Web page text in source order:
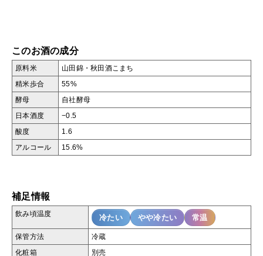
このお酒の成分
原料米 山田錦・秋田酒こまち
精米歩合 55%
酵母 自社酵母
日本酒度 −0.5
酸度 1.6
アルコール 15.6%
補足情報
飲み頃温度 冷たい やや冷たい 常温
保管方法 冷蔵
化粧箱 別売